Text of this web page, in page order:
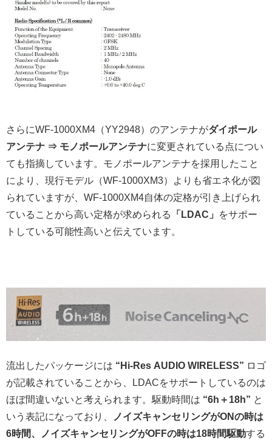
さらにWF-1000XM4（YY2948）のアンテナがダイポール
アンテナ ⇒ モノポールアンテナに変更されている点につい
ても指摘しています。モノポールアンテナを採用したこと
により、現行モデル（WF-1000XM3）よりも省エネ化が図
られていますが、WF-1000XM4自体の定格が引き上げられ
ていることから高い定格が求められる
「LDAC」
をサポー
トしている可能性高いと伝えています。
流出したパッケージには “Hi-Res AUDIO WIRELESS” ロゴ
が記載されていることから、LDACをサポートしているのは
ほぼ間違いないと考えられます。駆動時間は “6h＋18h” と
いう表記になっており、
ノイズキャンセリングがONの時は
6時間、ノイズキャンセリングがOFFの時は18時間駆動する